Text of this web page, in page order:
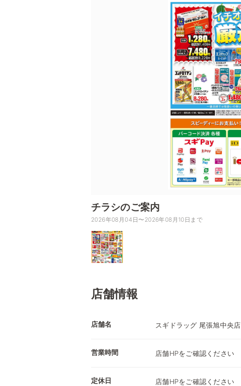
チラシのご案内
2026年08月04日〜2026年08月10日まで
店舗情報
店舗名 スギドラッグ 尾張旭中央店
営業時間 店舗HPをご確認ください
定休日 店舗HPをご確認ください